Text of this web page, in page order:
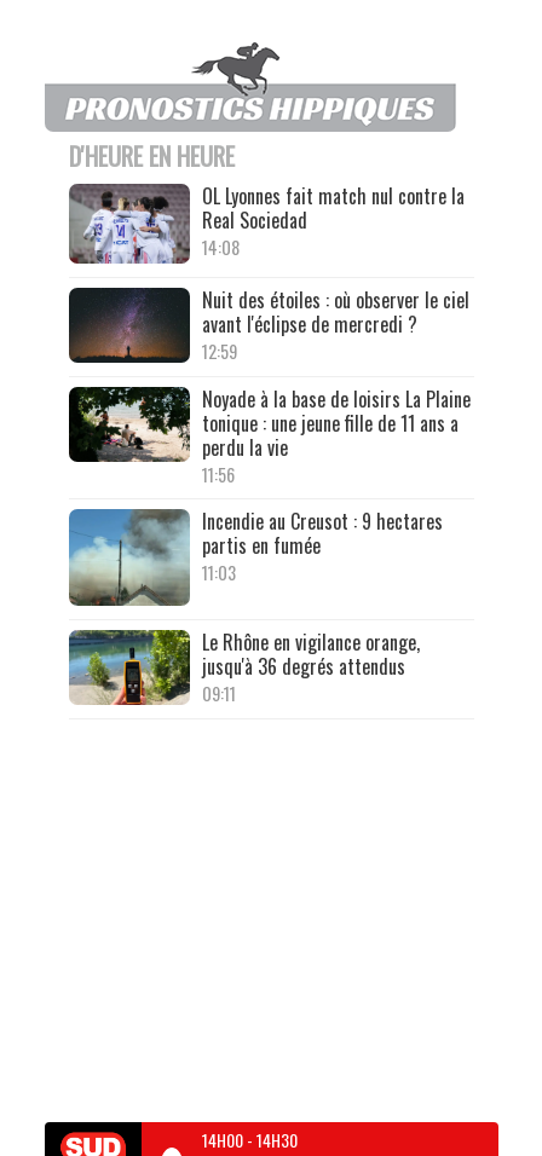
D'HEURE EN HEURE
OL Lyonnes fait match nul contre la
Real Sociedad
14:08
Nuit des étoiles : où observer le ciel
avant l'éclipse de mercredi ?
12:59
Noyade à la base de loisirs La Plaine
tonique : une jeune fille de 11 ans a
perdu la vie
11:56
Incendie au Creusot : 9 hectares
partis en fumée
11:03
Le Rhône en vigilance orange,
jusqu'à 36 degrés attendus
09:11
14H00-14H30